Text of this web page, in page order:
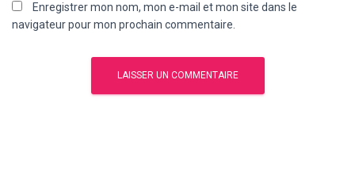
Enregistrer mon nom, mon e-mail et mon site dans le
navigateur pour mon prochain commentaire.